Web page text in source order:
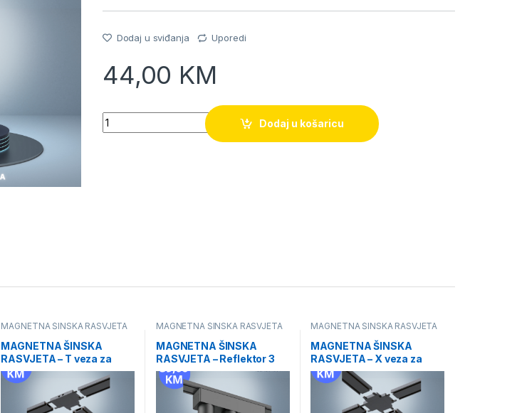
Dodaj u sviđanja Uporedi
44,00 KM
Quantity
Dodaj u košaricu
MAGNETNA ŠINSKA RASVJETA
MAGNETNA ŠINSKA
RASVJETA – T veza za
traku
MAGNETNA ŠINSKA RASVJETA
MAGNETNA ŠINSKA
RASVJETA – Reflektor 3
glave 6W
MAGNETNA ŠINSKA RASVJETA
MAGNETNA ŠINSKA
RASVJETA – X veza za
traku